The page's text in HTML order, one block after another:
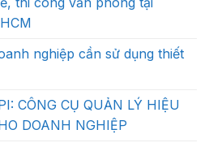
nghiệp cần sử dụng thiết
CÔNG CỤ QUẢN LÝ HIỆU
DOANH NGHIỆP